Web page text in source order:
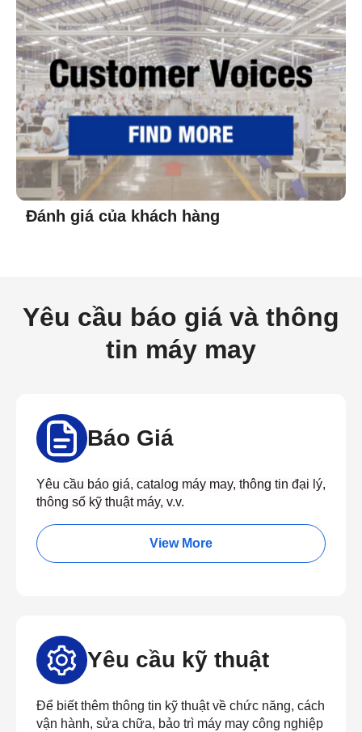
Đánh giá của khách hàng
Yêu cầu báo giá và thông
tin máy may
Báo Giá
Yêu cầu báo giá, catalog máy may, thông tin đại lý,
thông số kỹ thuật máy, v.v.
View More
Yêu cầu kỹ thuật
Để biết thêm thông tin kỹ thuật về chức năng, cách
vận hành, sửa chữa, bảo trì máy may công nghiệp